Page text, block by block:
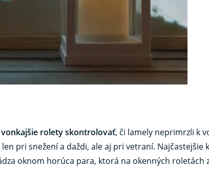
rolety skontrolovať, či lamely neprimrzli k
pri snežení a daždi, ale aj pri vetraní. Najčastejšie
oknom horúca para, ktorá na okenných roletách